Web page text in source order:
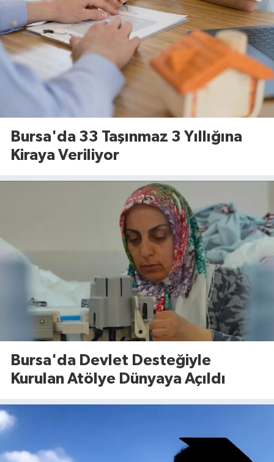
Bursa'da 33 Taşınmaz 3 Yıllığına
Kiraya Veriliyor
Bursa'da Devlet Desteğiyle
Kurulan Atölye Dünyaya Açıldı